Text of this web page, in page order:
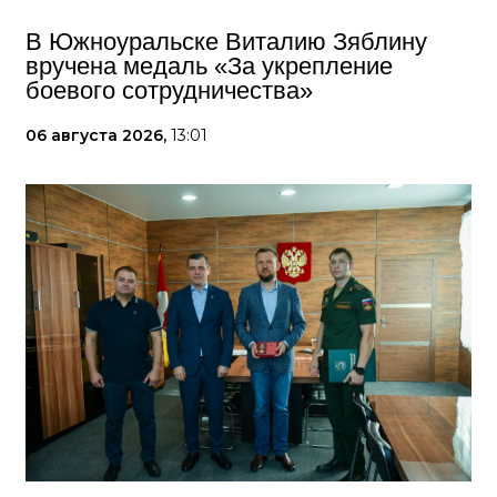
В Южноуральске Виталию Зяблину
вручена медаль «За укрепление
боевого сотрудничества»
06 августа 2026, 13:01